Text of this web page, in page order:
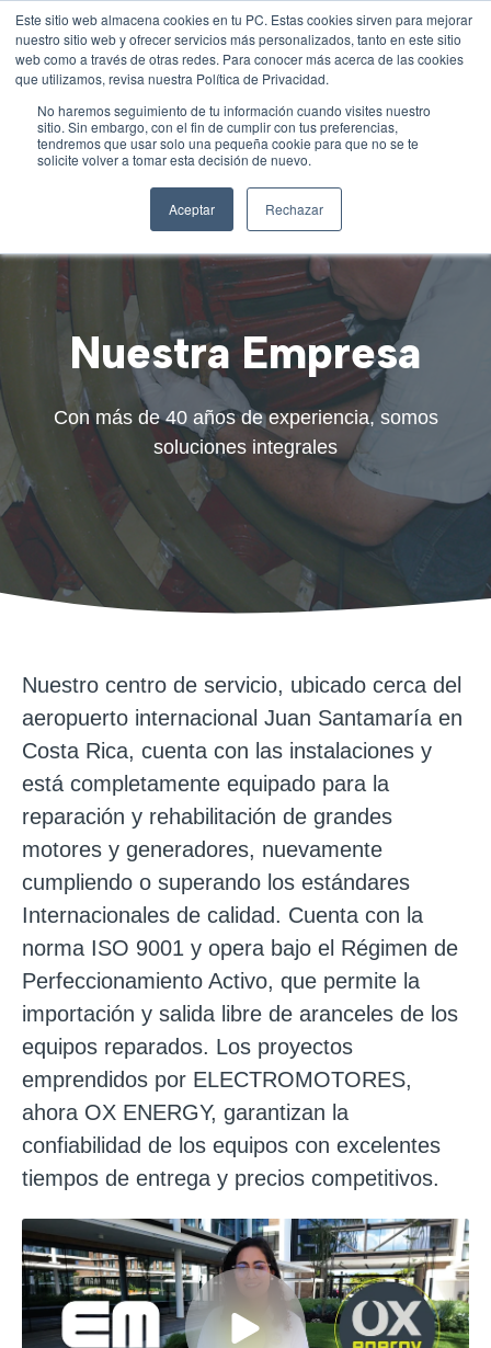
Este sitio web almacena cookies en tu PC. Estas cookies sirven para mejorar
nuestro sitio web y ofrecer servicios más personalizados, tanto en este sitio
web como a través de otras redes. Para conocer más acerca de las cookies
que utilizamos, revisa nuestra Política de Privacidad.
No haremos seguimiento de tu información cuando visites nuestro
sitio. Sin embargo, con el fin de cumplir con tus preferencias,
tendremos que usar solo una pequeña cookie para que no se te
solicite volver a tomar esta decisión de nuevo.
Aceptar Rechazar
Nuestra Empresa
Con más de 40 años de experiencia, somos
soluciones integrales
Nuestro centro de servicio, ubicado cerca del
aeropuerto internacional Juan Santamaría en
Costa Rica, cuenta con las instalaciones y
está completamente equipado para la
reparación y rehabilitación de grandes
motores y generadores, nuevamente
cumpliendo o superando los estándares
Internacionales de calidad. Cuenta con la
norma ISO 9001 y opera bajo el Régimen de
Perfeccionamiento Activo, que permite la
importación y salida libre de aranceles de los
equipos reparados. Los proyectos
emprendidos por ELECTROMOTORES,
ahora OX ENERGY, garantizan la
confiabilidad de los equipos con excelentes
tiempos de entrega y precios competitivos.